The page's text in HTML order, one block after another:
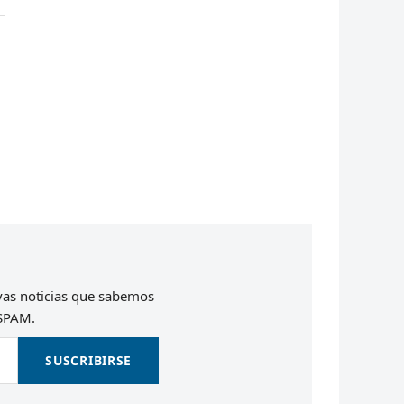
noticias que sabemos
SUSCRIBIRSE